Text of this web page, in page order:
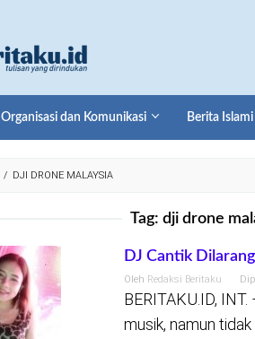
Organisasi dan Komunikasi Berita Islami
/ DJI DRONE MALAYSIA
Tag: dji drone
DJ Cantik
Oleh Redaksi Beritaku
BERITAKU.ID,
musik, namun